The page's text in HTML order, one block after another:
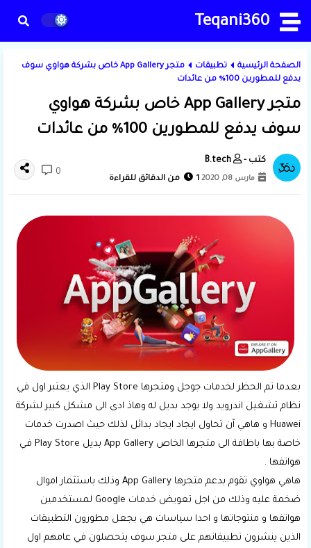
Teqani360
الصفحة الرئيسية تطبيقات
متجر App Gallery خاص بشركة هواوي سوف
يدفع للمطورين 100% من عائدات
متجر App Gallery خاص بشركة هواوي
سوف يدفع للمطورين 100% من عائدات
مارس 08, 2020 1 من الدقائق للقراءة
0
بعدما تم الحظر لخدمات جوجل ومتجرها Play Store الذي يعتبر اول في
نظام تشغيل اندرويد ولا يوجد بديل له وهاذ ادى الى مشكل كبير لشركة
Huawei و هاهي آن تحاول ايجاد ايجاد بدائل لذلك حيث اصدرت خدمات
خاصة بها باظافة الى متجرها الخاص App Gallery بديل Play Store في
هواتفها .
هاهي هواوي تقوم بدعم متجرها App Gallery وذلك باستثمار اموال
ضخمة عليه وذلك من اجل تعويض خدمات Google لمستخدمين
هواتفها و منتوجاتها و احدا سياسات هي بجعل مطورون التطبيقات
الذين ينشرون تطبيقاتهم على متجر سوف يتحصلون في عامهم اول